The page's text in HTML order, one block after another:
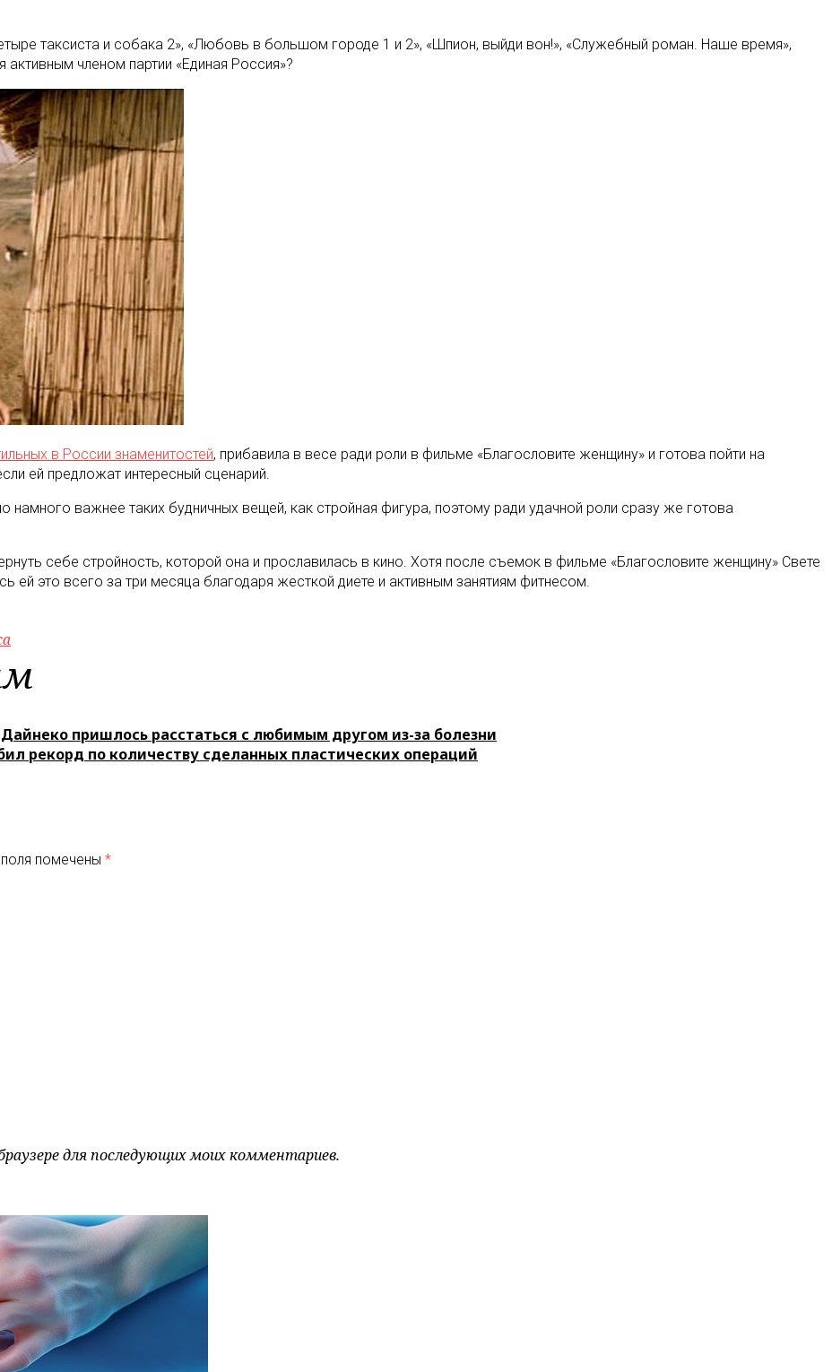
таксиста и собака 2», «Любовь в большом городе 1 и 2», «Шпион, выйди вон!», «Служебный роман. Наше время»,
членом партии «Единая Россия»?
в России знаменитостей, прибавила в весе ради роли в фильме «Благословите женщину» и готова пойти на
ей предложат интересный сценарий.
намного важнее таких будничных вещей, как стройная фигура, поэтому ради удачной роли сразу же готова
себе стройность, которой она и прославилась в кино. Хотя после съемок в фильме «Благословите женщину» Свете
ей это всего за три месяца благодаря жесткой диете и активным занятиям фитнесом.
пришлось расстаться с любимым другом из-за болезни
рекорд по количеству сделанных пластических операций
помечены *
для последующих моих комментариев.